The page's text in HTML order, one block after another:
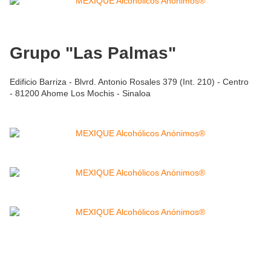
Grupo "Las Palmas"
Edificio Barriza - Blvrd. Antonio Rosales 379 (Int. 210) - Centro
- 81200 Ahome Los Mochis - Sinaloa